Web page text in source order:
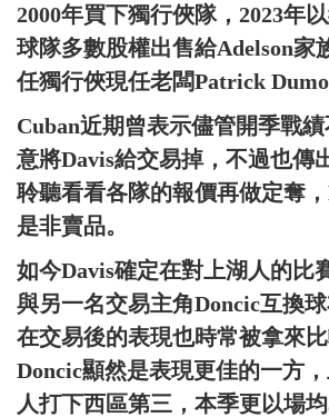
2000年買下獨行俠隊，2023年
球隊多數股權出售給Adelson家
任獨行俠現任老闆Patrick
Cuban近期曾表示儘管開季戰
意將Davis給交易掉，不過也傳
聆聽看看各隊的報價再做定奪
是非賣品。
如今Davis確定在對上湖人的比
與另一名交易主角Doncic互換
在交易後的表現也時常被拿來
Doncic顯然是表現更佳的一方
人打下西區第三，本季更以場